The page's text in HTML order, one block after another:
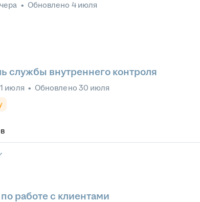
• Обновлено 4 июля
службы внутреннего контроля
июля • Обновлено 30 июля
работе с клиентами